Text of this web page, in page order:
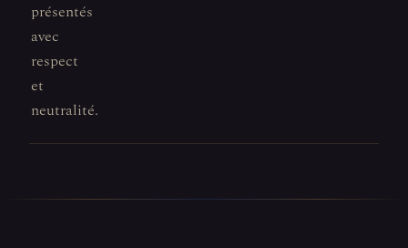
présentés
avec
respect
et
neutralité.